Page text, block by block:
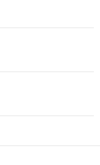
d e